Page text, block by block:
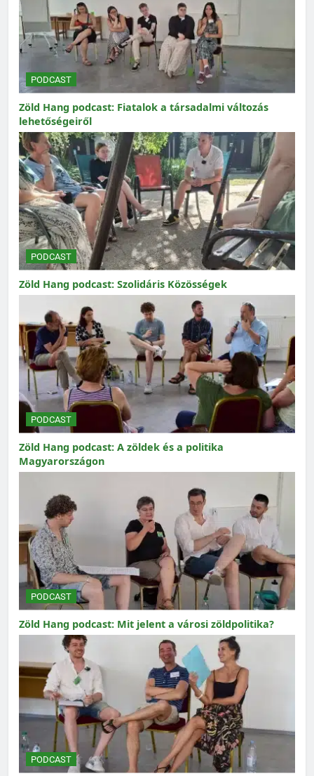
PODCAST
Zöld Hang podcast: Fiatalok a társadalmi változás
lehetőségeiről
PODCAST
Zöld Hang podcast: Szolidáris Közösségek
PODCAST
Zöld Hang podcast: A zöldek és a politika
Magyarországon
PODCAST
Zöld Hang podcast: Mit jelent a városi zöldpolitika?
PODCAST